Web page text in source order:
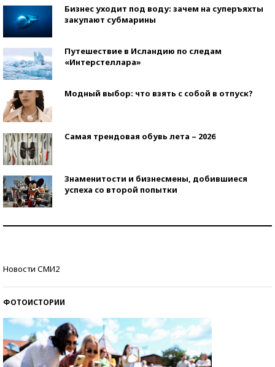
Бизнес уходит под воду: зачем на суперъяхты
закупают субмарины
Путешествие в Исландию по следам
«Интерстеллара»
Модный выбор: что взять с собой в отпуск?
Самая трендовая обувь лета – 2026
Знаменитости и бизнесмены, добившиеся
успеха со второй попытки
Новости СМИ2
ФОТОИСТОРИИ